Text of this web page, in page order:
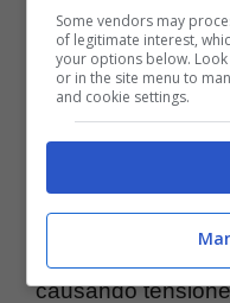
aumento del
posturali.
Inoltre, la
o
contribuire alla
dei tessuti molli
causando
Some vendors may
of legitimate interest,
your options below.
or in the site menu to
and cookie settings.